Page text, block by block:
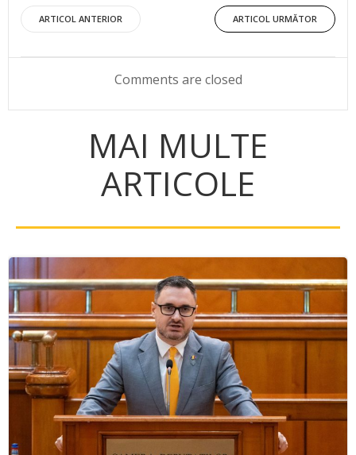
Post
navigation
ARTICOL ANTERIOR
Post
navigation
ARTICOL URMĂTOR
Comments are closed
MAI MULTE
ARTICOLE